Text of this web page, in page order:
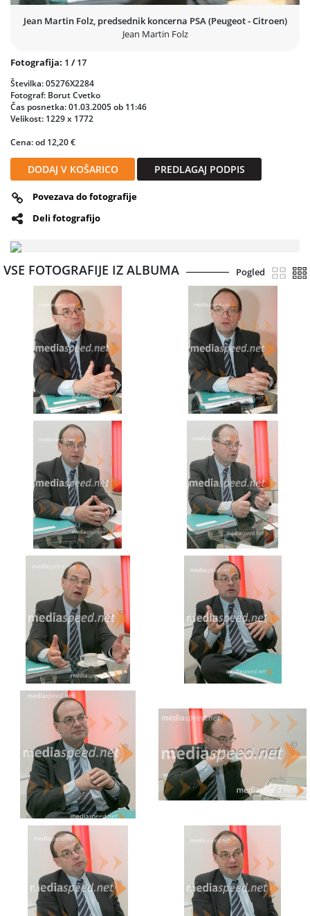
Jean Martin Folz, predsednik koncerna PSA (Peugeot - Citroen)
Jean Martin Folz
Fotografija: 1 /17
Številka: 05276X2284
Fotograf: Borut Cvetko
Čas posnetka: 01.03.2005 ob 11:46
Velikost: 1229 x 1772
Cena: od 12,20 €
DODAJ V KOŠARICO PREDLAGAJ PODPIS
Povezava do fotografije
Deli fotografijo
VSE FOTOGRAFIJE IZ ALBUMA Pogled